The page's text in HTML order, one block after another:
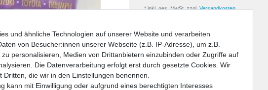
* inkl. ges. MwSt. zzgl. Versandkosten
und ähnliche Technologien auf unserer Website und verarbeiten
von Besucher:innen unserer Webseite (z.B. IP-Adresse), um z.B.
zu personalisieren, Medien von Drittanbietern einzubinden oder Zugriffe auf
Die Datenverarbeitung erfolgt erst durch gesetzte Cookies. Wir
Dritten, die wir in den Einstellungen benennen.
kann mit Einwilligung oder aufgrund eines berechtigten Interesses